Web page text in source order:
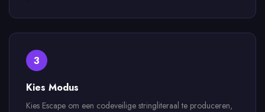
3
Kies Modus
Kies Escape om een codeveilige stringliteraal te produceren,